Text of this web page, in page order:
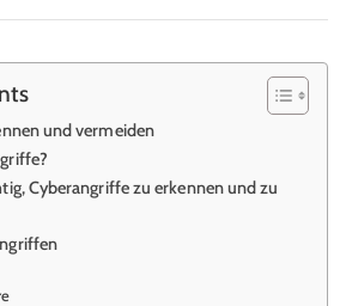
und vermeiden
Cyberangriffe zu erkennen und zu